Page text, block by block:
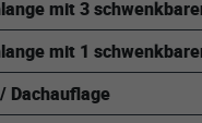
mit 3
mit 1
Dachauflage